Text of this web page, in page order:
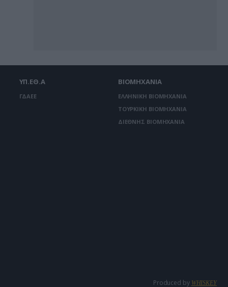
ΥΠ.ΕΘ.Α
ΓΔΑΕΕ
ΒΙΟΜΗΧΑΝΙΑ
ΕΛΛΗΝΙΚΗ ΒΙΟΜΗΧΑΝΙΑ
ΤΟΥΡΚΙΚΗ ΒΙΟΜΗΧΑΝΙΑ
ΔΙΕΘΝΗΣ ΒΙΟΜΗΧΑΝΙΑ
Produced by WHISKEY